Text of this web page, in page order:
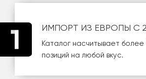
ИМПОРТ ИЗ ЕВРОПЫ С
Каталог насчитывает более
позиций на любой вкус.